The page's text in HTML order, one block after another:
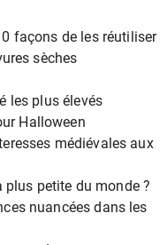
façons de les réutiliser
sèches
les plus élevés
Halloween
médiévales aux
plus petite du monde ?
nuancées dans les